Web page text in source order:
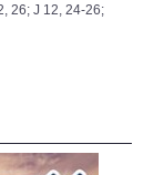
26; J 12, 24-26;